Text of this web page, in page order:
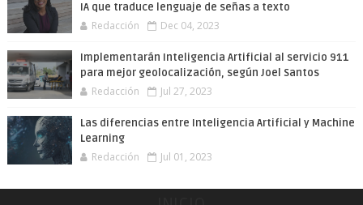
IA que traduce lenguaje de señas a texto
Redacción Dec 04, 2023
Implementarán Inteligencia Artificial al servicio 911
para mejor geolocalización, según Joel Santos
Redacción Jul 27, 2023
Las diferencias entre Inteligencia Artificial y Machine
Learning
Redacción Jul 01, 2023